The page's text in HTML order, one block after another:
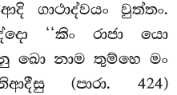
ගාථාද්වයං වුත්තං.
‘‘කිං රාජා යො
ඛො නාම තුම්හෙ මං
(පාරා. 424)